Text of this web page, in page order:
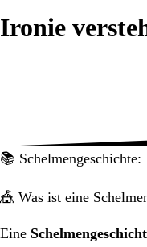
Ironie
📚
🎪 Was ist eine
Eine